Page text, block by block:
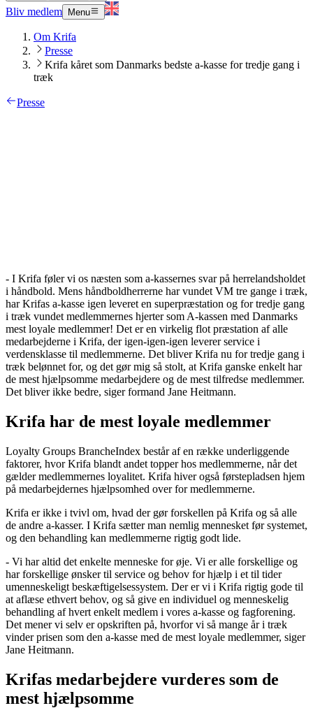
Bliv medlem
Menu
Om Krifa
Presse
Krifa kåret som Danmarks bedste a-kasse for tredje gang i
træk
Presse
- I Krifa føler vi os næsten som a-kassernes svar på herrelandsholdet
i håndbold. Mens håndboldherrerne har vundet VM tre gange i træk,
har Krifas a-kasse igen leveret en superpræstation og for tredje gang
i træk vundet medlemmernes hjerter som A-kassen med Danmarks
mest loyale medlemmer! Det er en virkelig flot præstation af alle
medarbejderne i Krifa, der igen-igen-igen leverer service i
verdensklasse til medlemmerne. Det bliver Krifa nu for tredje gang i
træk belønnet for, og det gør mig så stolt, at Krifa ganske enkelt har
de mest hjælpsomme medarbejdere og de mest tilfredse medlemmer.
Det bliver ikke bedre, siger formand Jane Heitmann.
Krifa har de mest loyale medlemmer
Loyalty Groups BrancheIndex består af en række underliggende
faktorer, hvor Krifa blandt andet topper hos medlemmerne, når det
gælder medlemmernes loyalitet. Krifa hiver også førstepladsen hjem
på medarbejdernes hjælpsomhed over for medlemmerne.
Krifa er ikke i tvivl om, hvad der gør forskellen på Krifa og så alle
de andre a-kasser. I Krifa sætter man nemlig mennesket før systemet,
og den behandling kan medlemmerne rigtig godt lide.
- Vi har altid det enkelte menneske for øje. Vi er alle forskellige og
har forskellige ønsker til service og behov for hjælp i et til tider
umenneskeligt beskæftigelsessystem. Der er vi i Krifa rigtig gode til
at aflæse ethvert behov, og så give en individuel og menneskelig
behandling af hvert enkelt medlem i vores a-kasse og fagforening.
Det mener vi selv er opskriften på, hvorfor vi så mange år i træk
vinder prisen som den a-kasse med de mest loyale medlemmer, siger
Jane Heitmann.
Krifas medarbejdere vurderes som de
mest hjælpsomme